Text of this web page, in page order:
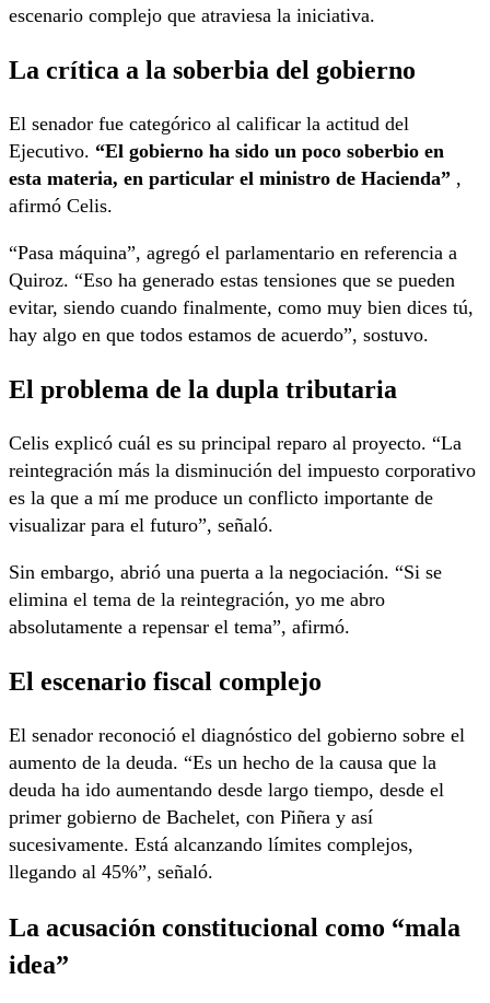
escenario complejo que atraviesa la iniciativa.
La crítica a la soberbia del gobierno
El senador fue categórico al calificar la actitud del
Ejecutivo. “El gobierno ha sido un poco soberbio en
esta materia, en particular el ministro de Hacienda” ,
afirmó Celis.
“Pasa máquina”, agregó el parlamentario en referencia a
Quiroz. “Eso ha generado estas tensiones que se pueden
evitar, siendo cuando finalmente, como muy bien dices tú,
hay algo en que todos estamos de acuerdo”, sostuvo.
El problema de la dupla tributaria
Celis explicó cuál es su principal reparo al proyecto. “La
reintegración más la disminución del impuesto corporativo
es la que a mí me produce un conflicto importante de
visualizar para el futuro”, señaló.
Sin embargo, abrió una puerta a la negociación. “Si se
elimina el tema de la reintegración, yo me abro
absolutamente a repensar el tema”, afirmó.
El escenario fiscal complejo
El senador reconoció el diagnóstico del gobierno sobre el
aumento de la deuda. “Es un hecho de la causa que la
deuda ha ido aumentando desde largo tiempo, desde el
primer gobierno de Bachelet, con Piñera y así
sucesivamente. Está alcanzando límites complejos,
llegando al 45%”, señaló.
La acusación constitucional como “mala
idea”